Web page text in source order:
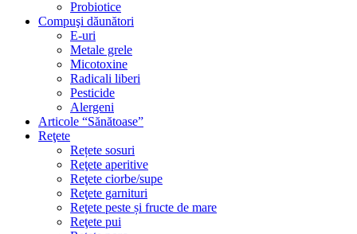
Probiotice
Compuşi dăunători
E-uri
Metale grele
Micotoxine
Radicali liberi
Pesticide
Alergeni
Articole “Sănătoase”
Reţete
Rețete sosuri
Reţete aperitive
Reţete ciorbe/supe
Reţete garnituri
Reţete peste și fructe de mare
Reţete pui